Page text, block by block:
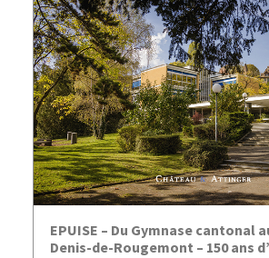
AJOUTER AU PANIER
EPUISE – Du Gymnase cantonal
Denis-de-Rougemont – 150 ans